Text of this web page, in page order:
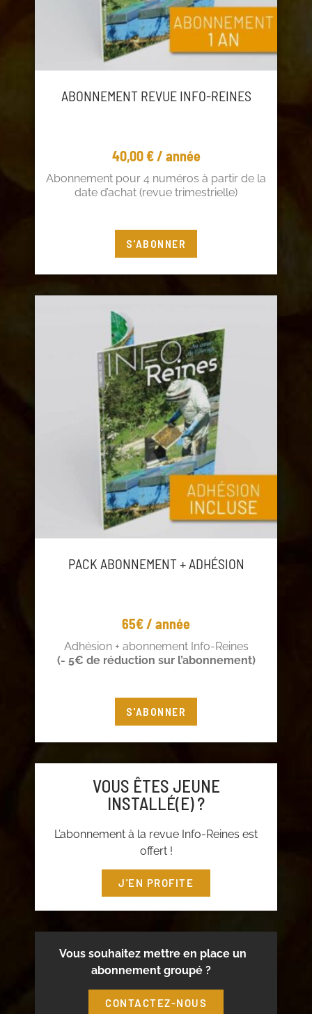
ABONNEMENT REVUE INFO-REINES
40,00€/ année
Abonnement pour 4 numéros à partir de la
date d’achat (revue trimestrielle)
Vous êtes adhérent ? Profitez de 5€ de
réduction !
S'ABONNER
PACK ABONNEMENT + ADHÉSION
65€ / année
Adhésion + abonnement Info-Reines
(- 5€ de réduction sur l’abonnement)
S'ABONNER
VOUS ÊTES JEUNE
INSTALLÉ(E) ?
L’abonnement à la revue Info-Reines est
offert !
J'EN PROFITE
Vous souhaitez mettre en place un
abonnement groupé ?
CONTACTEZ-NOUS